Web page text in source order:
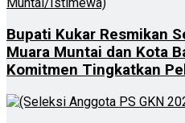
Bupati Kukar Resmikan
Muara Muntai dan Kota
Komitmen Tingkatkan